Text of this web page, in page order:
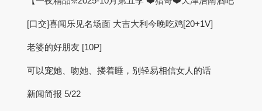
[口交]喜闻乐见名场面 大吉大利今晚吃鸡[20+1V]
老婆的好朋友 [10P]
可以宠她、吻她、搂着睡，别轻易相信女人的话
新闻简报 5/22